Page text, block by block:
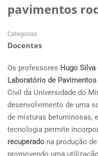
pavimentos
Categorias
Docentes
Os professores Hugo Silva
Laboratório de Pavimentos
Civil da Universidade do
desenvolvimento de uma
de misturas betuminosas,
tecnologia permite
recuperado na produção
promovendo uma